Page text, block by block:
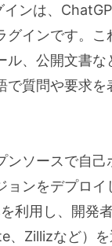
ンは、
グインです。
ル、公開文書
で質問や要求
ンソースで自
ョンをデプロ
利用し、開発
、Zillizなど）